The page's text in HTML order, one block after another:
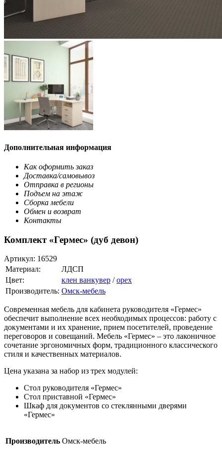
Дополнительная информация
Как оформить заказ
Доставка/самовывоз
Отправка в регионы
Подъем на этаж
Сборка мебели
Обмен и возврат
Контакты
Комплект «Гермес» (дуб девон)
Артикул: 16529
Материал:
ЛДСП
Цвет:
клен ванкувер /орех
Производитель: Омск-мебель
Современная мебель для кабинета руководителя «Гермес»
обеспечит выполнение всех необходимых процессов: работу с
документами и их хранение, прием посетителей, проведение
переговоров и совещаний. Мебель «Гермес» – это лаконичное
сочетание эргономичных форм, традиционного классического
стиля и качественных материалов.
Цена указана за набор из трех модулей:
Стол руководителя «Гермес»
Стол приставной «Гермес»
Шкаф для документов со стеклянными дверями
«Гермес»
Производитель Омск-мебель